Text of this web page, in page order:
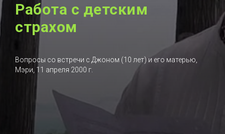
Работа с детским
страхом
Вопросы со встречи с Джоном (10 лет) и его матерью,
Мэри, 11 апреля 2000 г.